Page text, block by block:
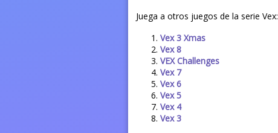
Juega a otros juegos de la serie Vex:
Vex 3 Xmas
Vex 8
VEX Challenges
Vex 7
Vex 6
Vex 5
Vex 4
Vex 3